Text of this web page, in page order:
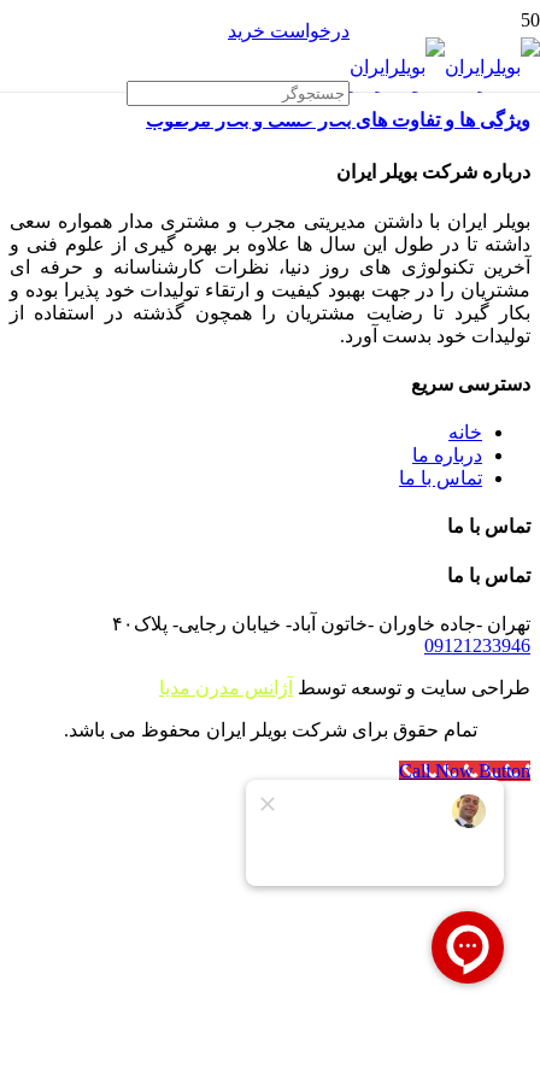
درخواست خرید
ویژگی ها و تفاوت های بخار خشک و بخار مرطوب
درباره شرکت بویلر ایران
بویلر ایران با داشتن مدیریتی مجرب و مشتری مدار همواره سعی
داشته تا در طول این سال ها علاوه بر بهره گیری از علوم فنی و
آخرین تکنولوژی های روز دنیا، نظرات کارشناسانه و حرفه ای
مشتریان را در جهت بهبود کیفیت و ارتقاء تولیدات خود پذیرا بوده و
بکار گیرد تا رضایت مشتریان را همچون گذشته در استفاده از
تولیدات خود بدست آورد.
دسترسی سریع
خانه
درباره ما
تماس با ما
تماس با ما
تماس با ما
تهران -جاده خاوران -خاتون آباد- خیابان رجایی- پلاک۴۰
09121233946
طراحی سایت و توسعه توسط آژانس مدرن مدیا
تمام حقوق برای شرکت بویلر ایران محفوظ می باشد.
Call Now Button